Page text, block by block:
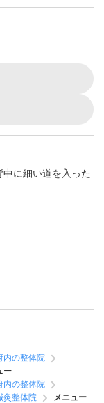
に細い道を入った
内の整体院
ー
内の整体院
灸整体院
メニュー